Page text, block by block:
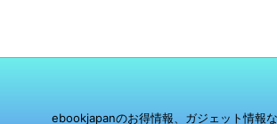
ebookjapanのお得情報、ガジェット情報